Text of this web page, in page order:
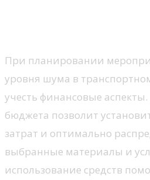
При планировании
уровня шума в
учесть финансовые
бюджета позволит
затрат и оптимально
выбранные материалы и
использование средств